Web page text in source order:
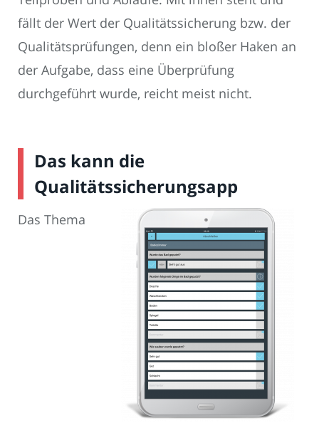
fällt der Wert der Qualitätssicherung bzw. der
Qualitätsprüfungen, denn ein bloßer Haken an
der Aufgabe, dass eine Überprüfung
durchgeführt wurde, reicht meist nicht.
Das kann die
Qualitätssicherungsapp
Das Thema